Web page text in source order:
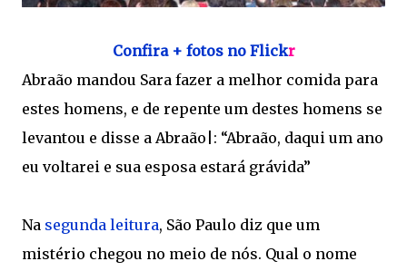
Confira + fotos no Flickr
Abraão mandou Sara fazer a melhor comida para
estes homens, e de repente um destes homens se
levantou e disse a Abraão|: “Abraão, daqui um ano
eu voltarei e sua esposa estará grávida”
Na segunda leitura, São Paulo diz que um
mistério chegou no meio de nós. Qual o nome